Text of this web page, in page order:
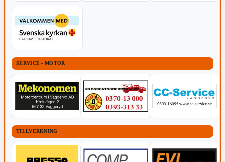
SERVICE - MOTOR
TILLVERKNING